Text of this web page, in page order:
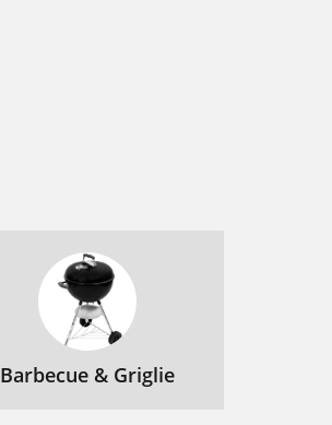
Barbecue & Griglie